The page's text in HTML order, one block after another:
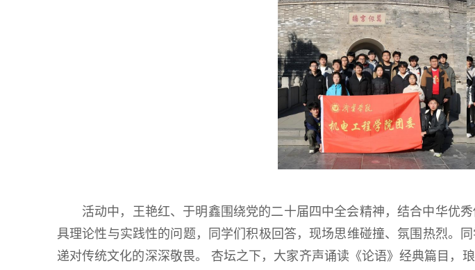
活动中，王艳红、于明鑫围绕党的二十届四中全会精神，结合中华优
具理论性与实践性的问题，同学们积极回答，现场思维碰撞、氛围热烈。
递对传统文化的深深敬畏。 杏坛之下，大家齐声诵读《论语》经典篇目，